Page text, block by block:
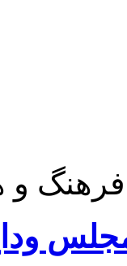
فرهنگ و